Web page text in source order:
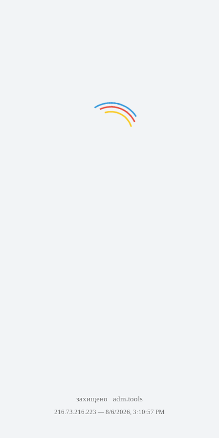
захищено adm.tools
216.73.216.223 — 8/6/2026, 3:10:57 PM